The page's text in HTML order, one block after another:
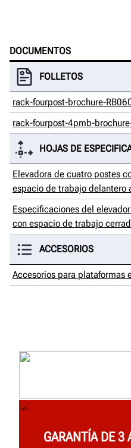
DOCUMENTOS
FOLLETOS
rack-fourpost-brochure-
rack-fourpost-4pmb-
HOJAS DE
Elevadora de cuatro postes
espacio de trabajo delantero
Especificaciones del
con espacio de trabajo
ACCESORIOS
Accesorios para plataformas
GARANTÍA DE 3